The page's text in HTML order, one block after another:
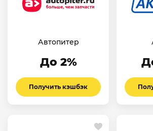
Автопитер
До 2%
Получить кэшбэк